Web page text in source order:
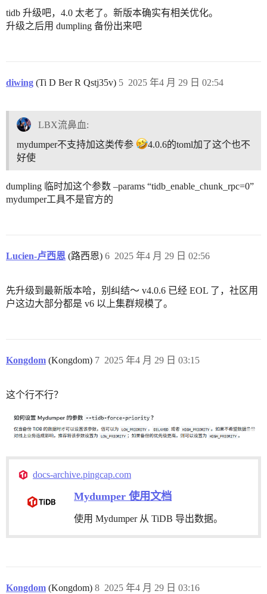
tidb 升级吧，4.0 太老了。新版本确实有相关优化。
升级之后用 dumpling 备份出来吧
diwing (Ti D Ber R Qstj35v) 2025 年4 月 29 日 02:54
5
LBX流鼻血:
mydumper不支持加这类传参
4.0.6的toml加了这个也不
好使
dumpling 临时加这个参数 –params “tidb_enable_chunk_rpc=0”
mydumper工具不是官方的
Lucien-卢西恩 (路西恩) 2025 年4 月 29 日 02:56
6
先升级到最新版本哈，别纠结～ v4.0.6 已经 EOL 了，社区用
户这边大部分都是 v6 以上集群规模了。
Kongdom (Kongdom) 2025 年4 月 29 日 03:15
7
这个行不行？
docs-archive.pingcap.com
Mydumper 使用文档
使用 Mydumper 从 TiDB 导出数据。
Kongdom (Kongdom) 2025 年4 月 29 日 03:16
8